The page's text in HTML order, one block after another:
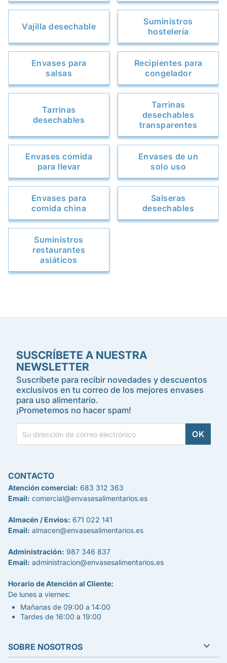
Vajilla desechable
Suministros
hostelería
Envases para
salsas
Recipientes para
congelador
Tarrinas
desechables
Tarrinas
desechables
transparentes
Envases comida
para llevar
Envases de un
solo uso
Envases para
comida china
Salseras
desechables
Suministros
restaurantes
asiáticos
SUSCRÍBETE A NUESTRA
NEWSLETTER
Suscríbete para recibir novedades y descuentos
exclusivos en tu correo de los mejores envases
para uso alimentario.
¡Prometemos no hacer spam!
CONTACTO
Atención comercial: 683 312 363
Email: comercial@envasesalimentarios.es
Almacén / Envíos: 671 022 141
Email: almacen@envasesalimentarios.es
Administración: 987 346 837
Email: administracion@envasesalimentarios.es
Horario de Atención al Cliente:
De lunes a viernes:
Mañanas de 09:00 a 14:00
Tardes de 16:00 a 19:00
SOBRE NOSOTROS 